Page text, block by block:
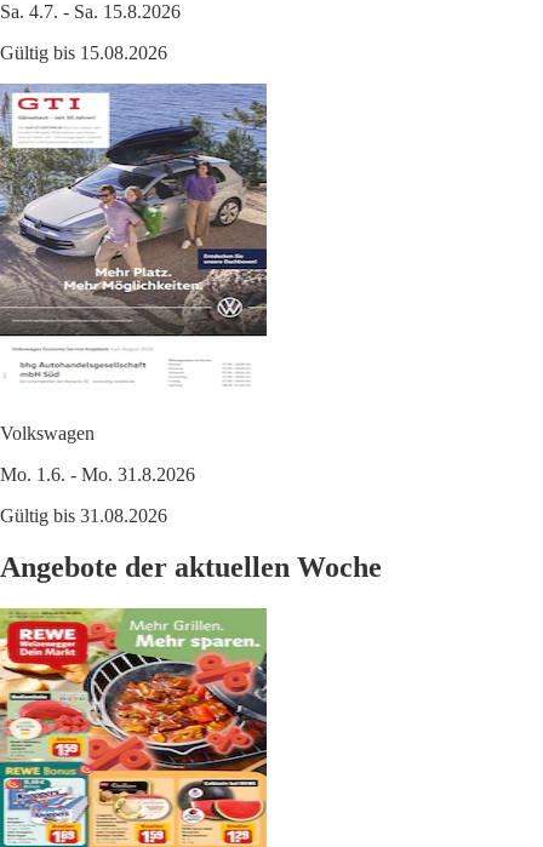
Sa. 4.7. - Sa. 15.8.2026
Gültig bis 15.08.2026
Volkswagen
Mo. 1.6. - Mo. 31.8.2026
Gültig bis 31.08.2026
Angebote der aktuellen Woche